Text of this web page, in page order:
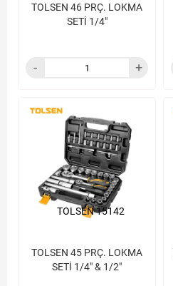
TOLSEN 46 PRÇ. LOKMA
SETİ 1/4"
TOLSEN 45 PRÇ. LOKMA
SETİ 1/4" & 1/2"
TOLSEN 15142